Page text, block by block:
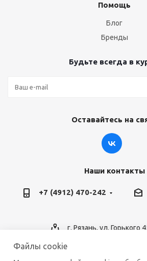
Помощь
Блог
Бренды
Будьте всегда в
Оставайтесь на
Наши контакты
+7 (4912) 470-242
г. Рязань, ул. Горького
Файлы cookie